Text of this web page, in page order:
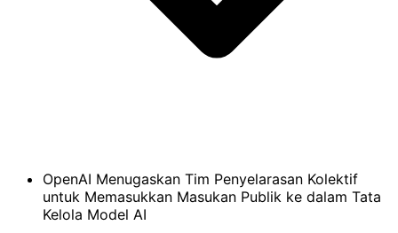
OpenAI Menugaskan Tim Penyelarasan Kolektif
untuk Memasukkan Masukan Publik ke dalam Tata
Kelola Model AI